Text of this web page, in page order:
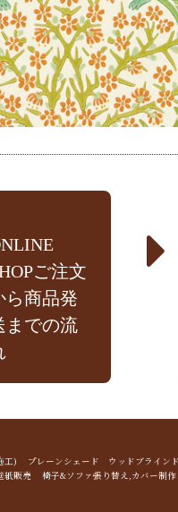
ご注文
ら商品発
までの流
工) プレーンシェード ウッドブライ
紙販売 椅子&ソファ張り替え,カバー制